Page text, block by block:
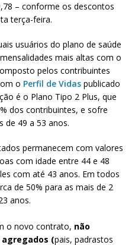
– conforme os descontos
terça-feira.
usuários do plano de saúde
mais altas com o
pelos contribuintes
o Perfil de Vidas publicado
é o Plano Tipo 2 Plus, que
dos contribuintes, e sofre
de 49 a 53 anos.
permanecem com valores
com idade entre 44 e 48
com até 43 anos. Em todos
de 50% para as mais de 2
anos.
o novo contrato, não
(pais, padrastos